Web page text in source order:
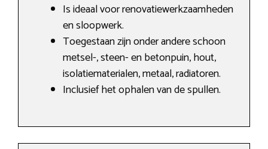
Is ideaal voor renovatiewerkzaamheden
en sloopwerk.
Toegestaan zijn onder andere schoon
metsel-, steen- en betonpuin, hout,
isolatiematerialen, metaal, radiatoren.
Inclusief het ophalen van de spullen.